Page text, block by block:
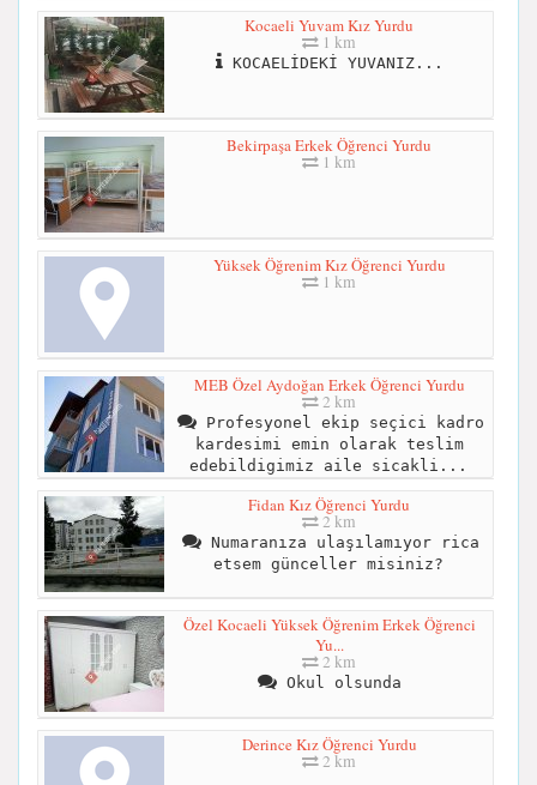
Kocaeli Yuvam Kız Yurdu
1 km
KOCAELİDEKİ YUVANIZ...
Bekirpaşa Erkek Öğrenci Yurdu
1 km
Yüksek Öğrenim Kız Öğrenci Yurdu
1 km
MEB Özel Aydoğan Erkek Öğrenci Yurdu
2 km
Profesyonel ekip seçici kadro
kardesimi emin olarak teslim
edebildigimiz aile sicakli...
Fidan Kız Öğrenci Yurdu
2 km
Numaranıza ulaşılamıyor rica
etsem günceller misiniz?
Özel Kocaeli Yüksek Öğrenim Erkek Öğrenci
Yu...
2 km
Okul olsunda
Derince Kız Öğrenci Yurdu
2 km